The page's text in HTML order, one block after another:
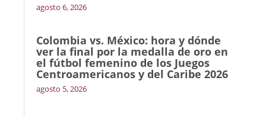
agosto 6, 2026
Colombia vs. México: hora y dónde
ver la final por la medalla de oro en
el fútbol femenino de los Juegos
Centroamericanos y del Caribe 2026
agosto 5, 2026